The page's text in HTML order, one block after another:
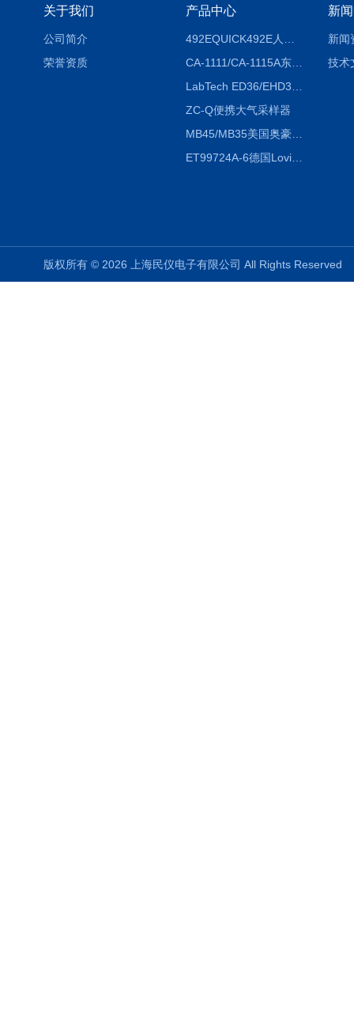
关于我们
公司简介
荣誉资质
产品中心
CA-1111/CA-1115A东京理化EYELA CA-1111/CA-1115A冷却水循环装置
ZC-Q便携大气采样器
MB45/MB35美国奥豪斯OHAUS MB45/MB35卤素红外水分测定仪
ET99724A-6德国Lovibond ET99724A-6微电脑BOD测定仪
新
新闻
技术
版权所有 © 2026 上海民仪电子有限公司 All Rights